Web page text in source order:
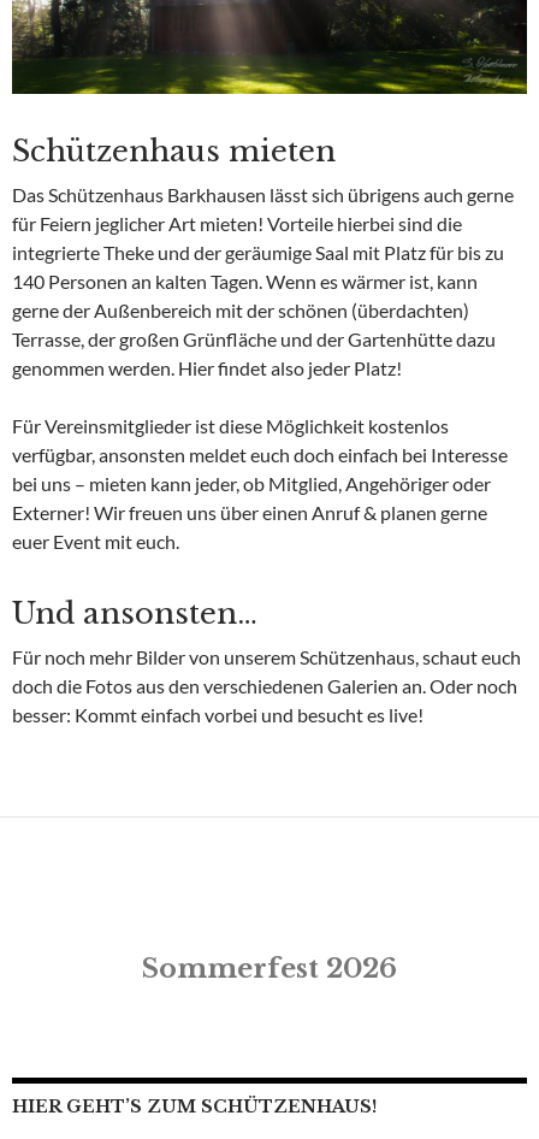
Schützenhaus mieten
Das Schützenhaus Barkhausen lässt sich übrigens auch gerne
für Feiern jeglicher Art mieten! Vorteile hierbei sind die
integrierte Theke und der geräumige Saal mit Platz für bis zu
140 Personen an kalten Tagen. Wenn es wärmer ist, kann
gerne der Außenbereich mit der schönen (überdachten)
Terrasse, der großen Grünfläche und der Gartenhütte dazu
genommen werden. Hier findet also jeder Platz!
Für Vereinsmitglieder ist diese Möglichkeit kostenlos
verfügbar, ansonsten meldet euch doch einfach bei Interesse
bei uns – mieten kann jeder, ob Mitglied, Angehöriger oder
Externer! Wir freuen uns über einen Anruf & planen gerne
euer Event mit euch.
Und ansonsten…
Für noch mehr Bilder von unserem Schützenhaus, schaut euch
doch die Fotos aus den verschiedenen Galerien an. Oder noch
besser: Kommt einfach vorbei und besucht es live!
Sommerfest 2026
HIER GEHT’S ZUM SCHÜTZENHAUS!